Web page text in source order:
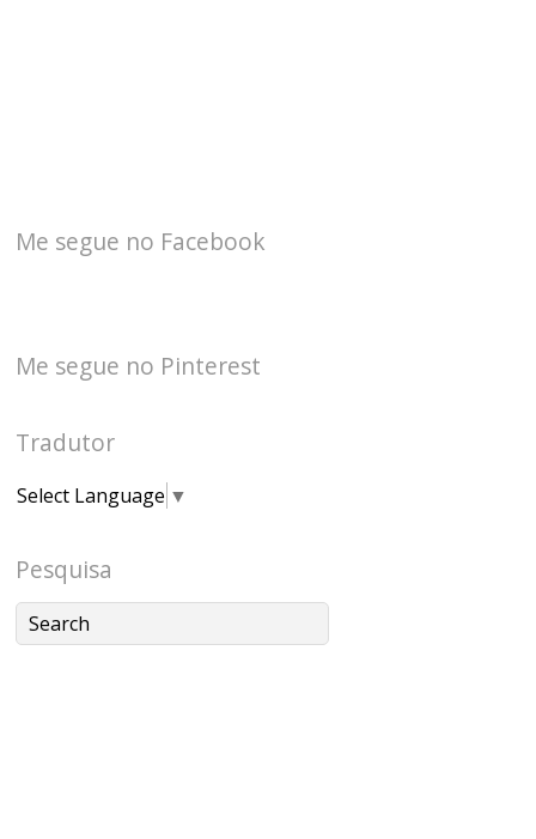
Me segue no Facebook
Me segue no Pinterest
Tradutor
Select Language ▼
Pesquisa